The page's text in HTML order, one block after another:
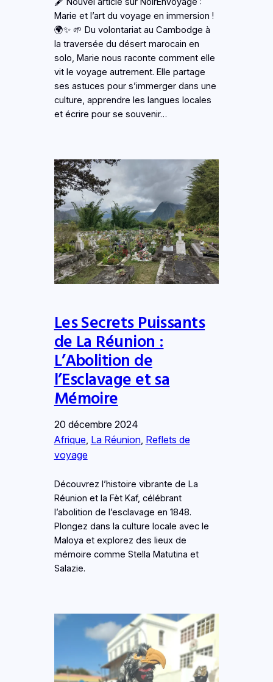
Marie et l’art du voyage en immersion !
🌍✨ 🌱 Du volontariat au Cambodge à
la traversée du désert marocain en
solo, Marie nous raconte comment elle
vit le voyage autrement. Elle partage
ses astuces pour s’immerger dans une
culture, apprendre les langues locales
et écrire pour se souvenir…
Les Secrets Puissants
de La Réunion :
L’Abolition de
l’Esclavage et sa
Mémoire
20 décembre 2024
Afrique, La Réunion, Reflets de
voyage
Découvrez l’histoire vibrante de La
Réunion et la Fèt Kaf, célébrant
l’abolition de l’esclavage en 1848.
Plongez dans la culture locale avec le
Maloya et explorez des lieux de
mémoire comme Stella Matutina et
Salazie.